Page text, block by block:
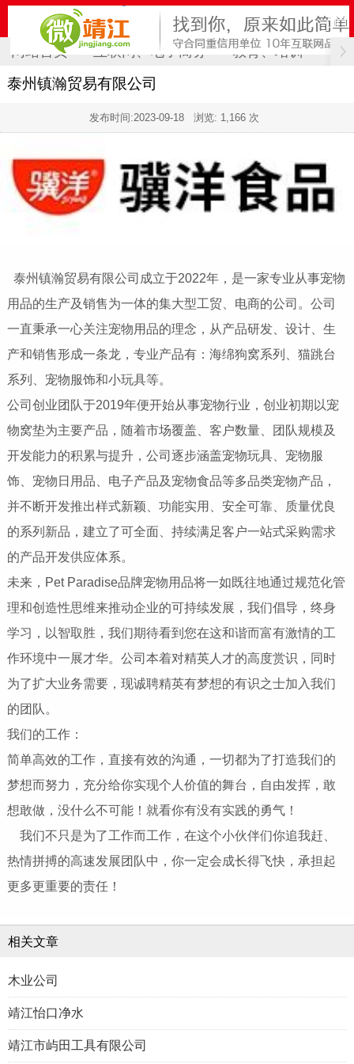
网站首页 互联网、电子商务 教育、培训 计
泰州镇瀚贸易有限公司
发布时间:2023-09-18 浏览: 1,166 次
泰州镇瀚贸易有限公司成立于2022年，是一家专业从事宠物
用品的生产及销售为一体的集大型工贸、电商的公司。公司
一直秉承一心关注宠物用品的理念，从产品研发、设计、生
产和销售形成一条龙，专业产品有：海绵狗窝系列、猫跳台
系列、宠物服饰和小玩具等。
公司创业团队于2019年便开始从事宠物行业，创业初期以宠
物窝垫为主要产品，随着市场覆盖、客户数量、团队规模及
开发能力的积累与提升，公司逐步涵盖宠物玩具、宠物服
饰、宠物日用品、电子产品及宠物食品等多品类宠物产品，
并不断开发推出样式新颖、功能实用、安全可靠、质量优良
的系列新品，建立了可全面、持续满足客户一站式采购需求
的产品开发供应体系。
未来，Pet Paradise品牌宠物用品将一如既往地通过规范化管
理和创造性思维来推动企业的可持续发展，我们倡导，终身
学习，以智取胜，我们期待看到您在这和谐而富有激情的工
作环境中一展才华。公司本着对精英人才的高度赏识，同时
为了扩大业务需要，现诚聘精英有梦想的有识之士加入我们
的团队。
我们的工作：
简单高效的工作，直接有效的沟通，一切都为了打造我们的
梦想而努力，充分给你实现个人价值的舞台，自由发挥，敢
想敢做，没什么不可能！就看你有没有实践的勇气！
我们不只是为了工作而工作，在这个小伙伴们你追我赶、
热情拼搏的高速发展团队中，你一定会成长得飞快，承担起
更多更重要的责任！
相关文章
木业公司
靖江怡口净水
靖江市屿田工具有限公司